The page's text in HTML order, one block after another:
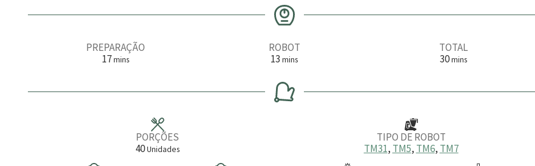
PREPARAÇÃO
17m
u
mins
ROBOT
13m
n
t
mins
TOTAL
30m
u
mins
PORÇÕES
40Unidades
TIPO DE ROBOT
TM31, TM5, TM6, TM7